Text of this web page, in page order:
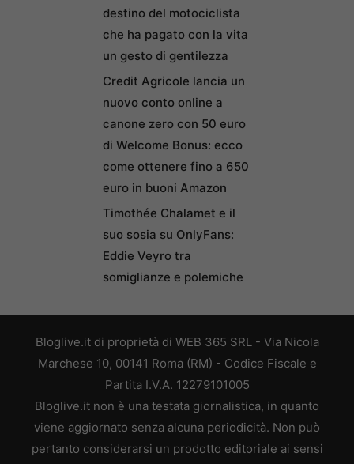
destino del motociclista
che ha pagato con la vita
un gesto di gentilezza
Credit Agricole lancia un
nuovo conto online a
canone zero con 50 euro
di Welcome Bonus: ecco
come ottenere fino a 650
euro in buoni Amazon
Timothée Chalamet e il
suo sosia su OnlyFans:
Eddie Veyro tra
somiglianze e polemiche
Bloglive.it di proprietà di WEB 365 SRL - Via Nicola
Marchese 10, 00141 Roma (RM) - Codice Fiscale e
Partita I.V.A. 12279101005
Bloglive.it non è una testata giornalistica, in quanto
viene aggiornato senza alcuna periodicità. Non può
pertanto considerarsi un prodotto editoriale ai sensi